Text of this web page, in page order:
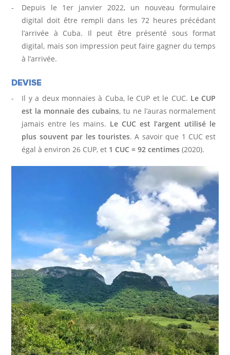
Depuis le 1er janvier 2022, un nouveau formulaire
digital doit être rempli dans les 72 heures précédant
l’arrivée à Cuba. Il peut être présenté sous format
digital, mais son impression peut faire gagner du temps
à l’arrivée.
DEVISE
Il y a deux monnaies à Cuba, le CUP et le CUC. Le CUP
est la monnaie des cubains, tu ne l’auras normalement
jamais entre les mains. Le CUC est l’argent utilisé le
plus souvent par les touristes. A savoir que 1 CUC est
égal à environ 26 CUP, et 1 CUC = 92 centimes (2020).